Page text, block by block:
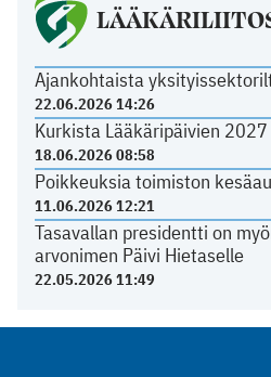
Ajankohtaista
22.06.2026 14:26
Kurkista Lääkäripäivien
18.06.2026 08:58
Poikkeuksia toimiston
11.06.2026 12:21
Tasavallan presidentti on
arvonimen Päivi Hietaselle
22.05.2026 11:49